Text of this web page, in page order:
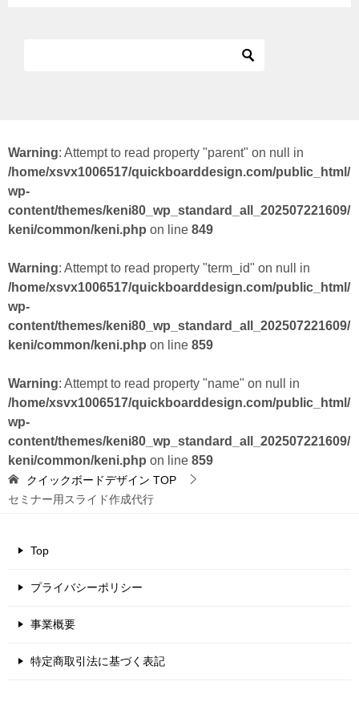
Warning: Attempt to read property "parent" on null in
/home/xsvx1006517/quickboarddesign.com/public_html/
wp-
content/themes/keni80_wp_standard_all_202507221609/
keni/common/keni.php on line 849
Warning: Attempt to read property "term_id" on null in
/home/xsvx1006517/quickboarddesign.com/public_html/
wp-
content/themes/keni80_wp_standard_all_202507221609/
keni/common/keni.php on line 859
Warning: Attempt to read property "name" on null in
/home/xsvx1006517/quickboarddesign.com/public_html/
wp-
content/themes/keni80_wp_standard_all_202507221609/
keni/common/keni.php on line 859
クイックボードデザイン TOP
セミナー用スライド作成代行
Top
プライバシーポリシー
事業概要
特定商取引法に基づく表記